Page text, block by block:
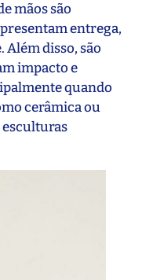
mãos são
entrega,
disso, são
impacto e
quando
cerâmica ou
esculturas